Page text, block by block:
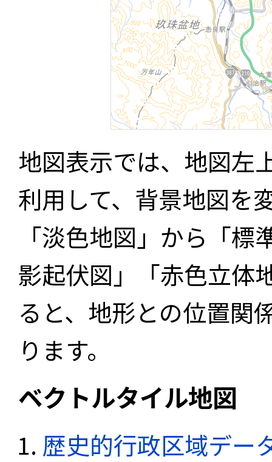
地図表示では、地図左
利用して、背景地図を
「淡色地図」から「
影起伏図」「赤色立体
ると、地形との位置関
ります。
ベクトルタイル地図
歴史的行政区域デー